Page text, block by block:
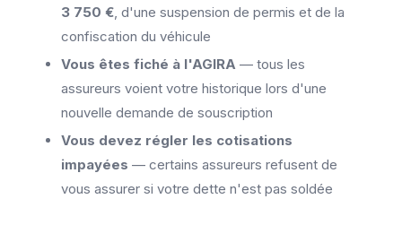
3 750 €, d'une suspension de permis et de la
confiscation du véhicule
Vous êtes fiché à l'AGIRA — tous les
assureurs voient votre historique lors d'une
nouvelle demande de souscription
Vous devez régler les cotisations
impayées — certains assureurs refusent de
vous assurer si votre dette n'est pas soldée